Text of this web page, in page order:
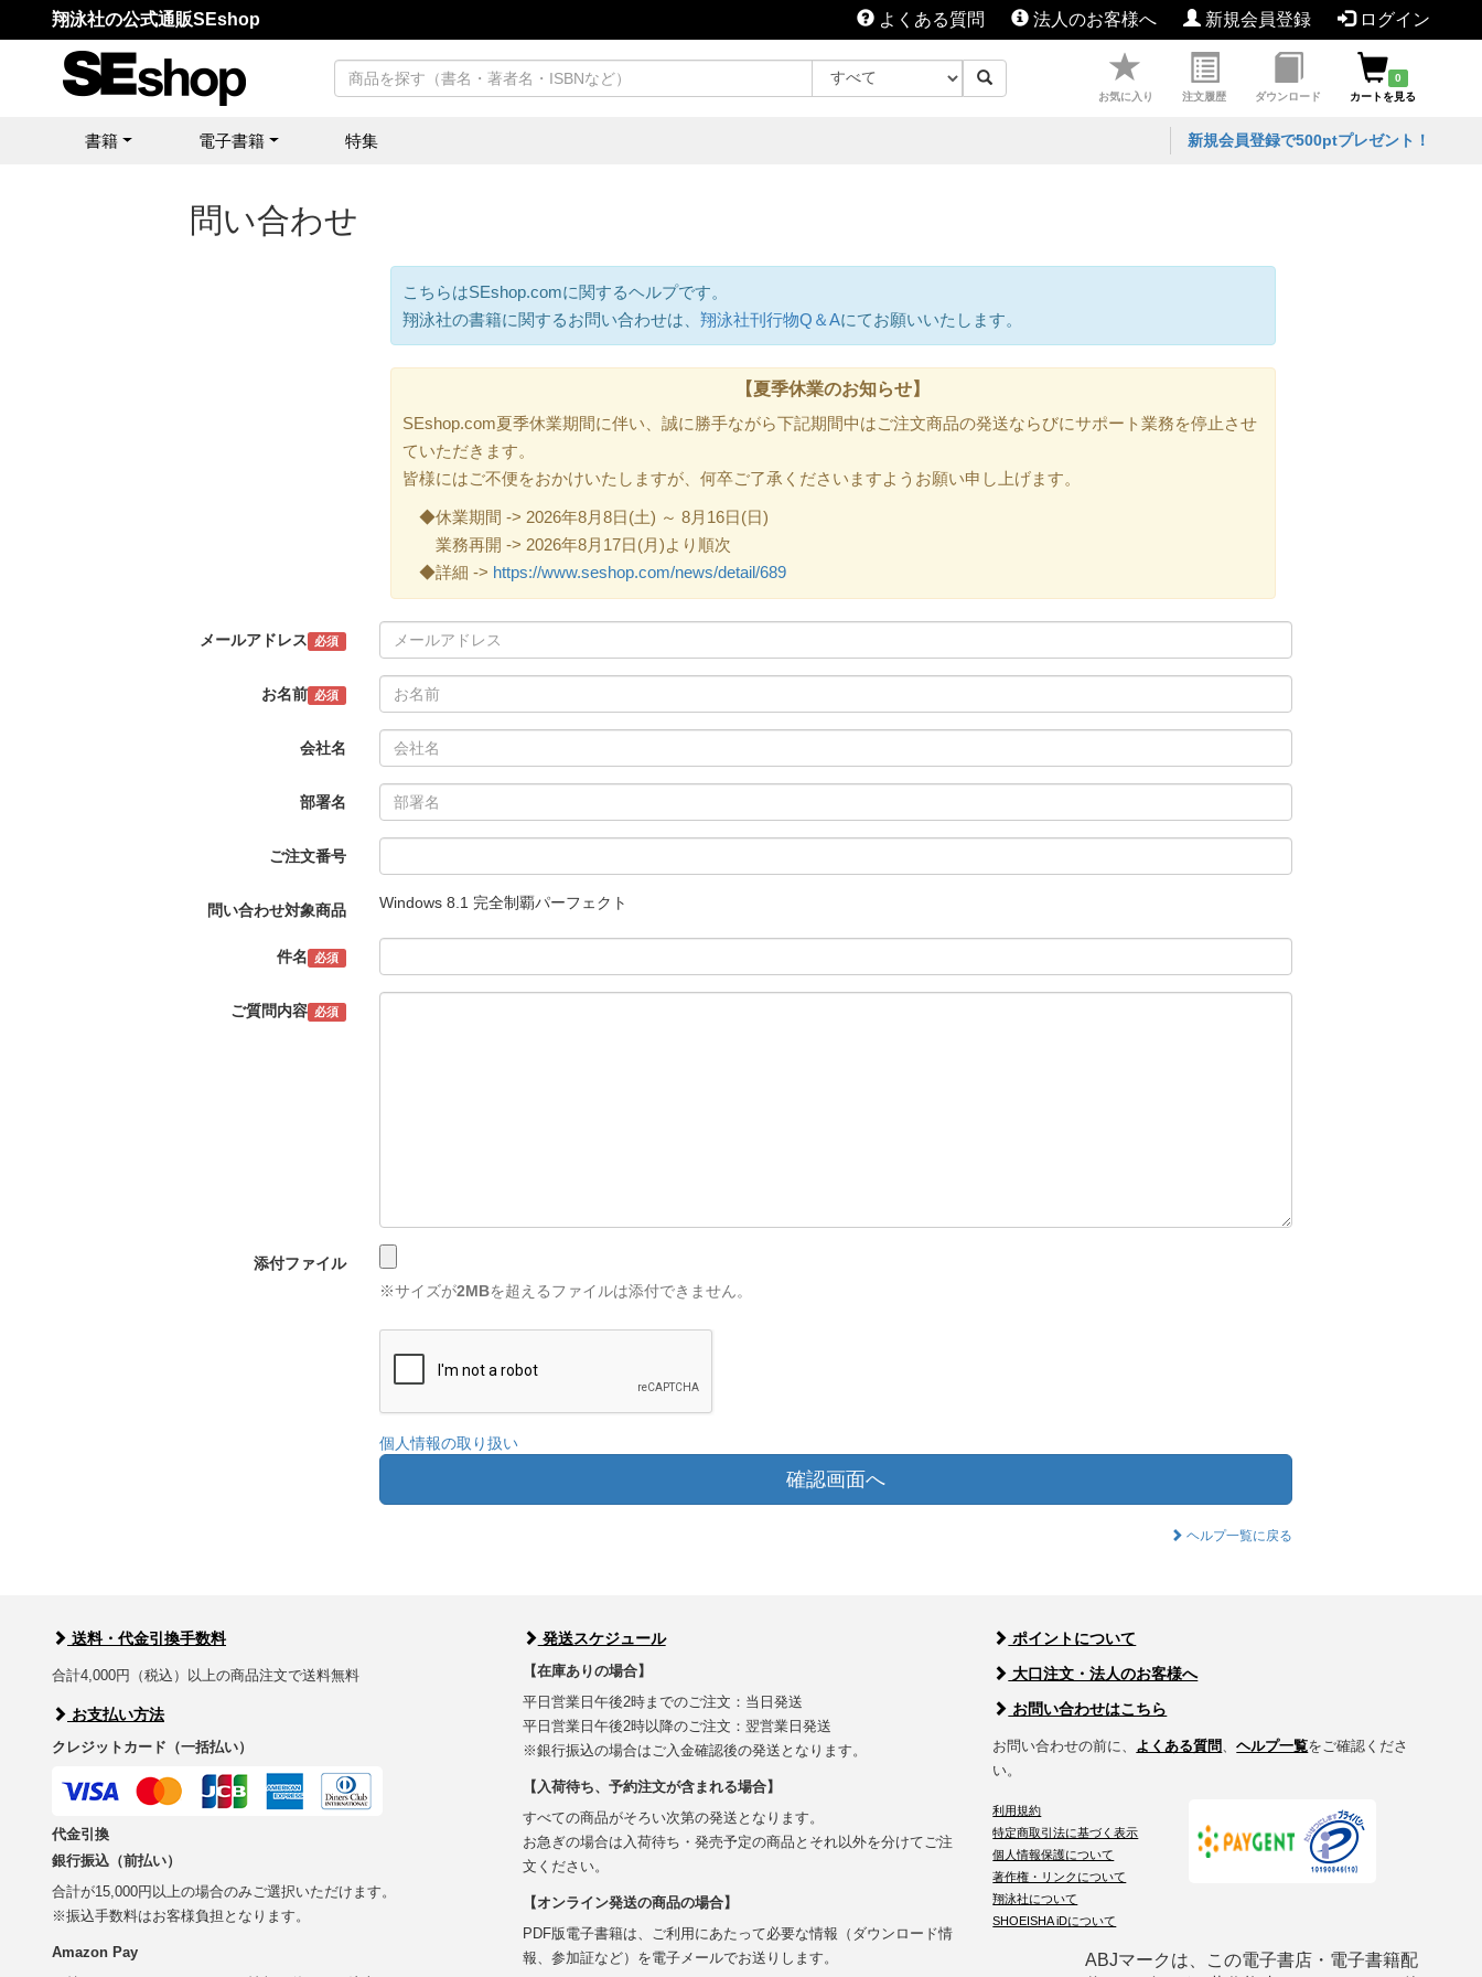
翔泳社の公式通販SEshop よくある質問 法人のお客様へ 新規会員登録 ログイン
お気に入り 注文履歴 ダウンロード
0
カートを見る
書籍 電子書籍 特集 新規会員登録で500ptプレゼント！
問い合わせ
こちらはSEshop.comに関するヘルプです。
翔泳社の書籍に関するお問い合わせは、 翔泳社刊行物Q＆Aにてお願いいたします。
【夏季休業のお知らせ】
SEshop.com夏季休業期間に伴い、誠に勝手ながら下記期間中はご注文商品の発送ならびにサポート業務を停止させ
ていただきます。
皆様にはご不便をおかけいたしますが、何卒ご了承くださいますようお願い申し上げます。
◆休業期間 -> 2026年8月8日(土) ～ 8月16日(日)
業務再開 -> 2026年8月17日(月)より順次
◆詳細 -> https://www.seshop.com/news/detail/689
メールアドレス 必須
お名前 必須
会社名
部署名
ご注文番号
問い合わせ対象商品 Windows 8.1 完全制覇パーフェクト
件名 必須
ご質問内容 必須
添付ファイル
※サイズが2MBを超えるファイルは添付できません。
個人情報の取り扱い
確認画面へ
ヘルプ一覧に戻る
送料・代金引換手数料
合計4,000円（税込）以上の商品注文で送料無料
お支払い方法
クレジットカード（一括払い）
代金引換
銀行振込（前払い）
合計が15,000円以上の場合のみご選択いただけます。
※振込手数料はお客様負担となります。
Amazon Pay
発送スケジュール
【在庫ありの場合】
平日営業日午後2時までのご注文：当日発送
平日営業日午後2時以降のご注文：翌営業日発送
※銀行振込の場合はご入金確認後の発送となります。
【入荷待ち、予約注文が含まれる場合】
すべての商品がそろい次第の発送となります。
お急ぎの場合は入荷待ち・発売予定の商品とそれ以外を分けてご注
文ください。
【オンライン発送の商品の場合】
PDF版電子書籍は、ご利用にあたって必要な情報（ダウンロード情
報、参加証など）を電子メールでお送りします。
ポイントについて
大口注文・法人のお客様へ
お問い合わせはこちら
お問い合わせの前に、 よくある質問、ヘルプ一覧をご確認くださ
い。
利用規約
特定商取引法に基づく表示
個人情報保護について
著作権・リンクについて
翔泳社について
SHOEISHA iDについて
ABJマークは、この電子書店・電子書籍配